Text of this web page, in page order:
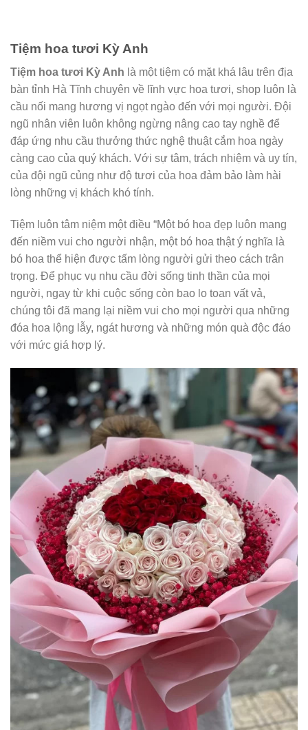
Tiệm hoa tươi Kỳ Anh
Tiệm hoa tươi Kỳ Anh là một tiệm có mặt khá lâu trên địa
bàn tỉnh Hà Tĩnh chuyên về lĩnh vực hoa tươi, shop luôn là
cầu nối mang hương vị ngọt ngào đến với mọi người. Đội
ngũ nhân viên luôn không ngừng nâng cao tay nghề để
đáp ứng nhu cầu thưởng thức nghệ thuật cắm hoa ngày
càng cao của quý khách. Với sự tâm, trách nhiệm và uy tín,
của đội ngũ củng như độ tươi của hoa đảm bảo làm hài
lòng những vị khách khó tính.
Tiệm luôn tâm niệm một điều “Một bó hoa đẹp luôn mang
đến niềm vui cho người nhận, một bó hoa thật ý nghĩa là
bó hoa thể hiện được tấm lòng người gửi theo cách trân
trọng. Để phục vụ nhu cầu đời sống tinh thần của mọi
người, ngay từ khi cuộc sống còn bao lo toan vất vả,
chúng tôi đã mang lại niềm vui cho mọi người qua những
đóa hoa lộng lẫy, ngát hương và những món quà độc đáo
với mức giá hợp lý.